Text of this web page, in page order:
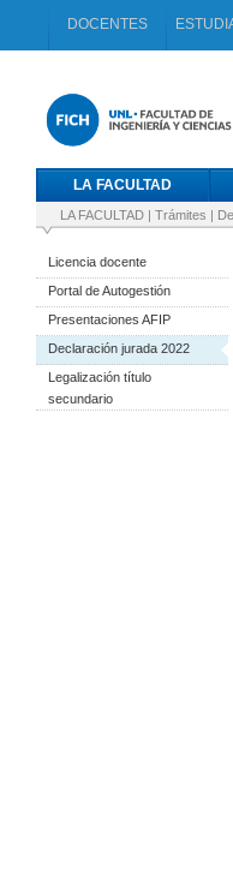
DOCENTES
LA FACULTAD
LA FACULTAD | Trámites |
Licencia docente
Portal de Autogestión
Presentaciones AFIP
Declaración jurada 2022
Legalización título
secundario